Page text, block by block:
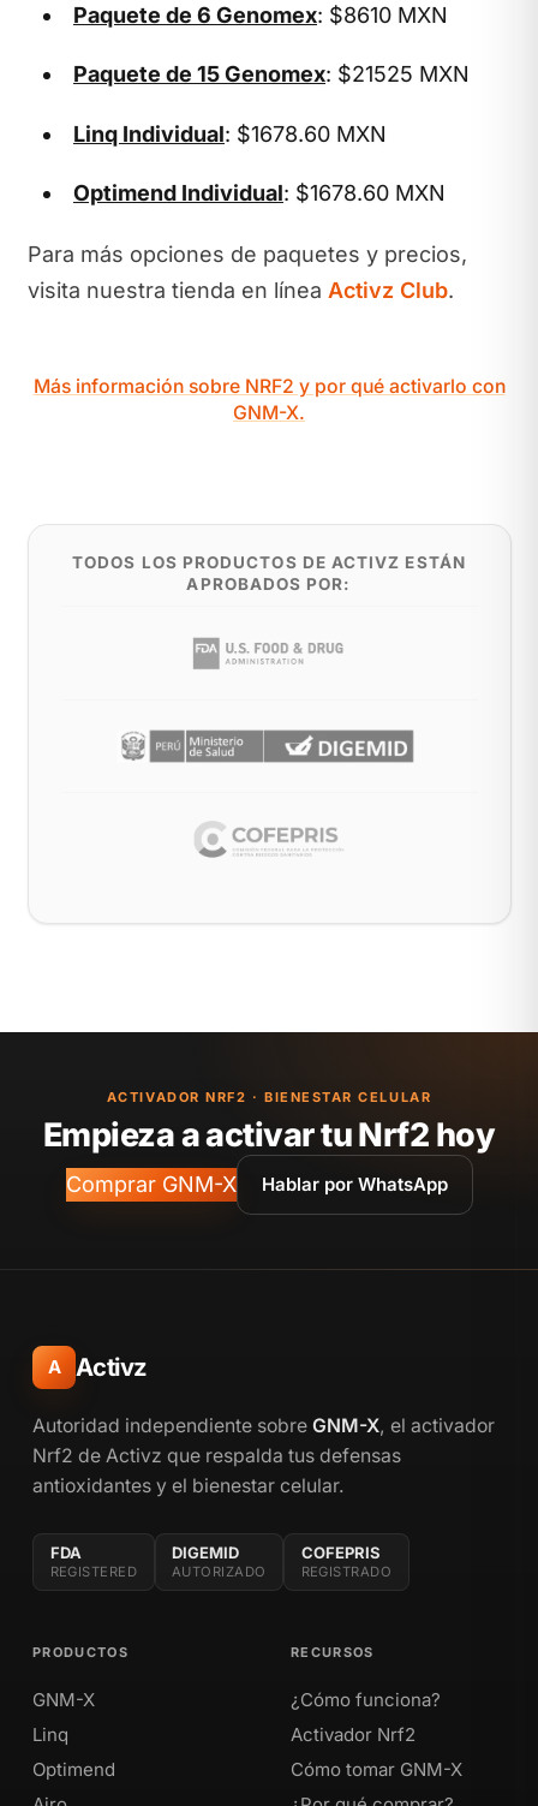
Paquete de 6 Genomex: $8610 MXN
Paquete de 15 Genomex: $21525 MXN
Linq Individual: $1678.60 MXN
Optimend Individual: $1678.60 MXN
Para más opciones de paquetes y precios,
visita nuestra tienda en línea Activz Club.
Más información sobre NRF2 y por qué activarlo con
GNM-X.
TODOS LOS PRODUCTOS DE ACTIVZ ESTÁN
APROBADOS POR:
ACTIVADOR NRF2 · BIENESTAR CELULAR
Empieza a activar tu Nrf2 hoy
Comprar GNM-X Hablar por WhatsApp
A Activz
Autoridad independiente sobre GNM-X, el activador
Nrf2 de Activz que respalda tus defensas
antioxidantes y el bienestar celular.
FDA
REGISTERED
DIGEMID
AUTORIZADO
COFEPRIS
REGISTRADO
PRODUCTOS
GNM-X
Linq
Optimend
RECURSOS
¿Cómo funciona?
Activador Nrf2
Cómo tomar GNM-X